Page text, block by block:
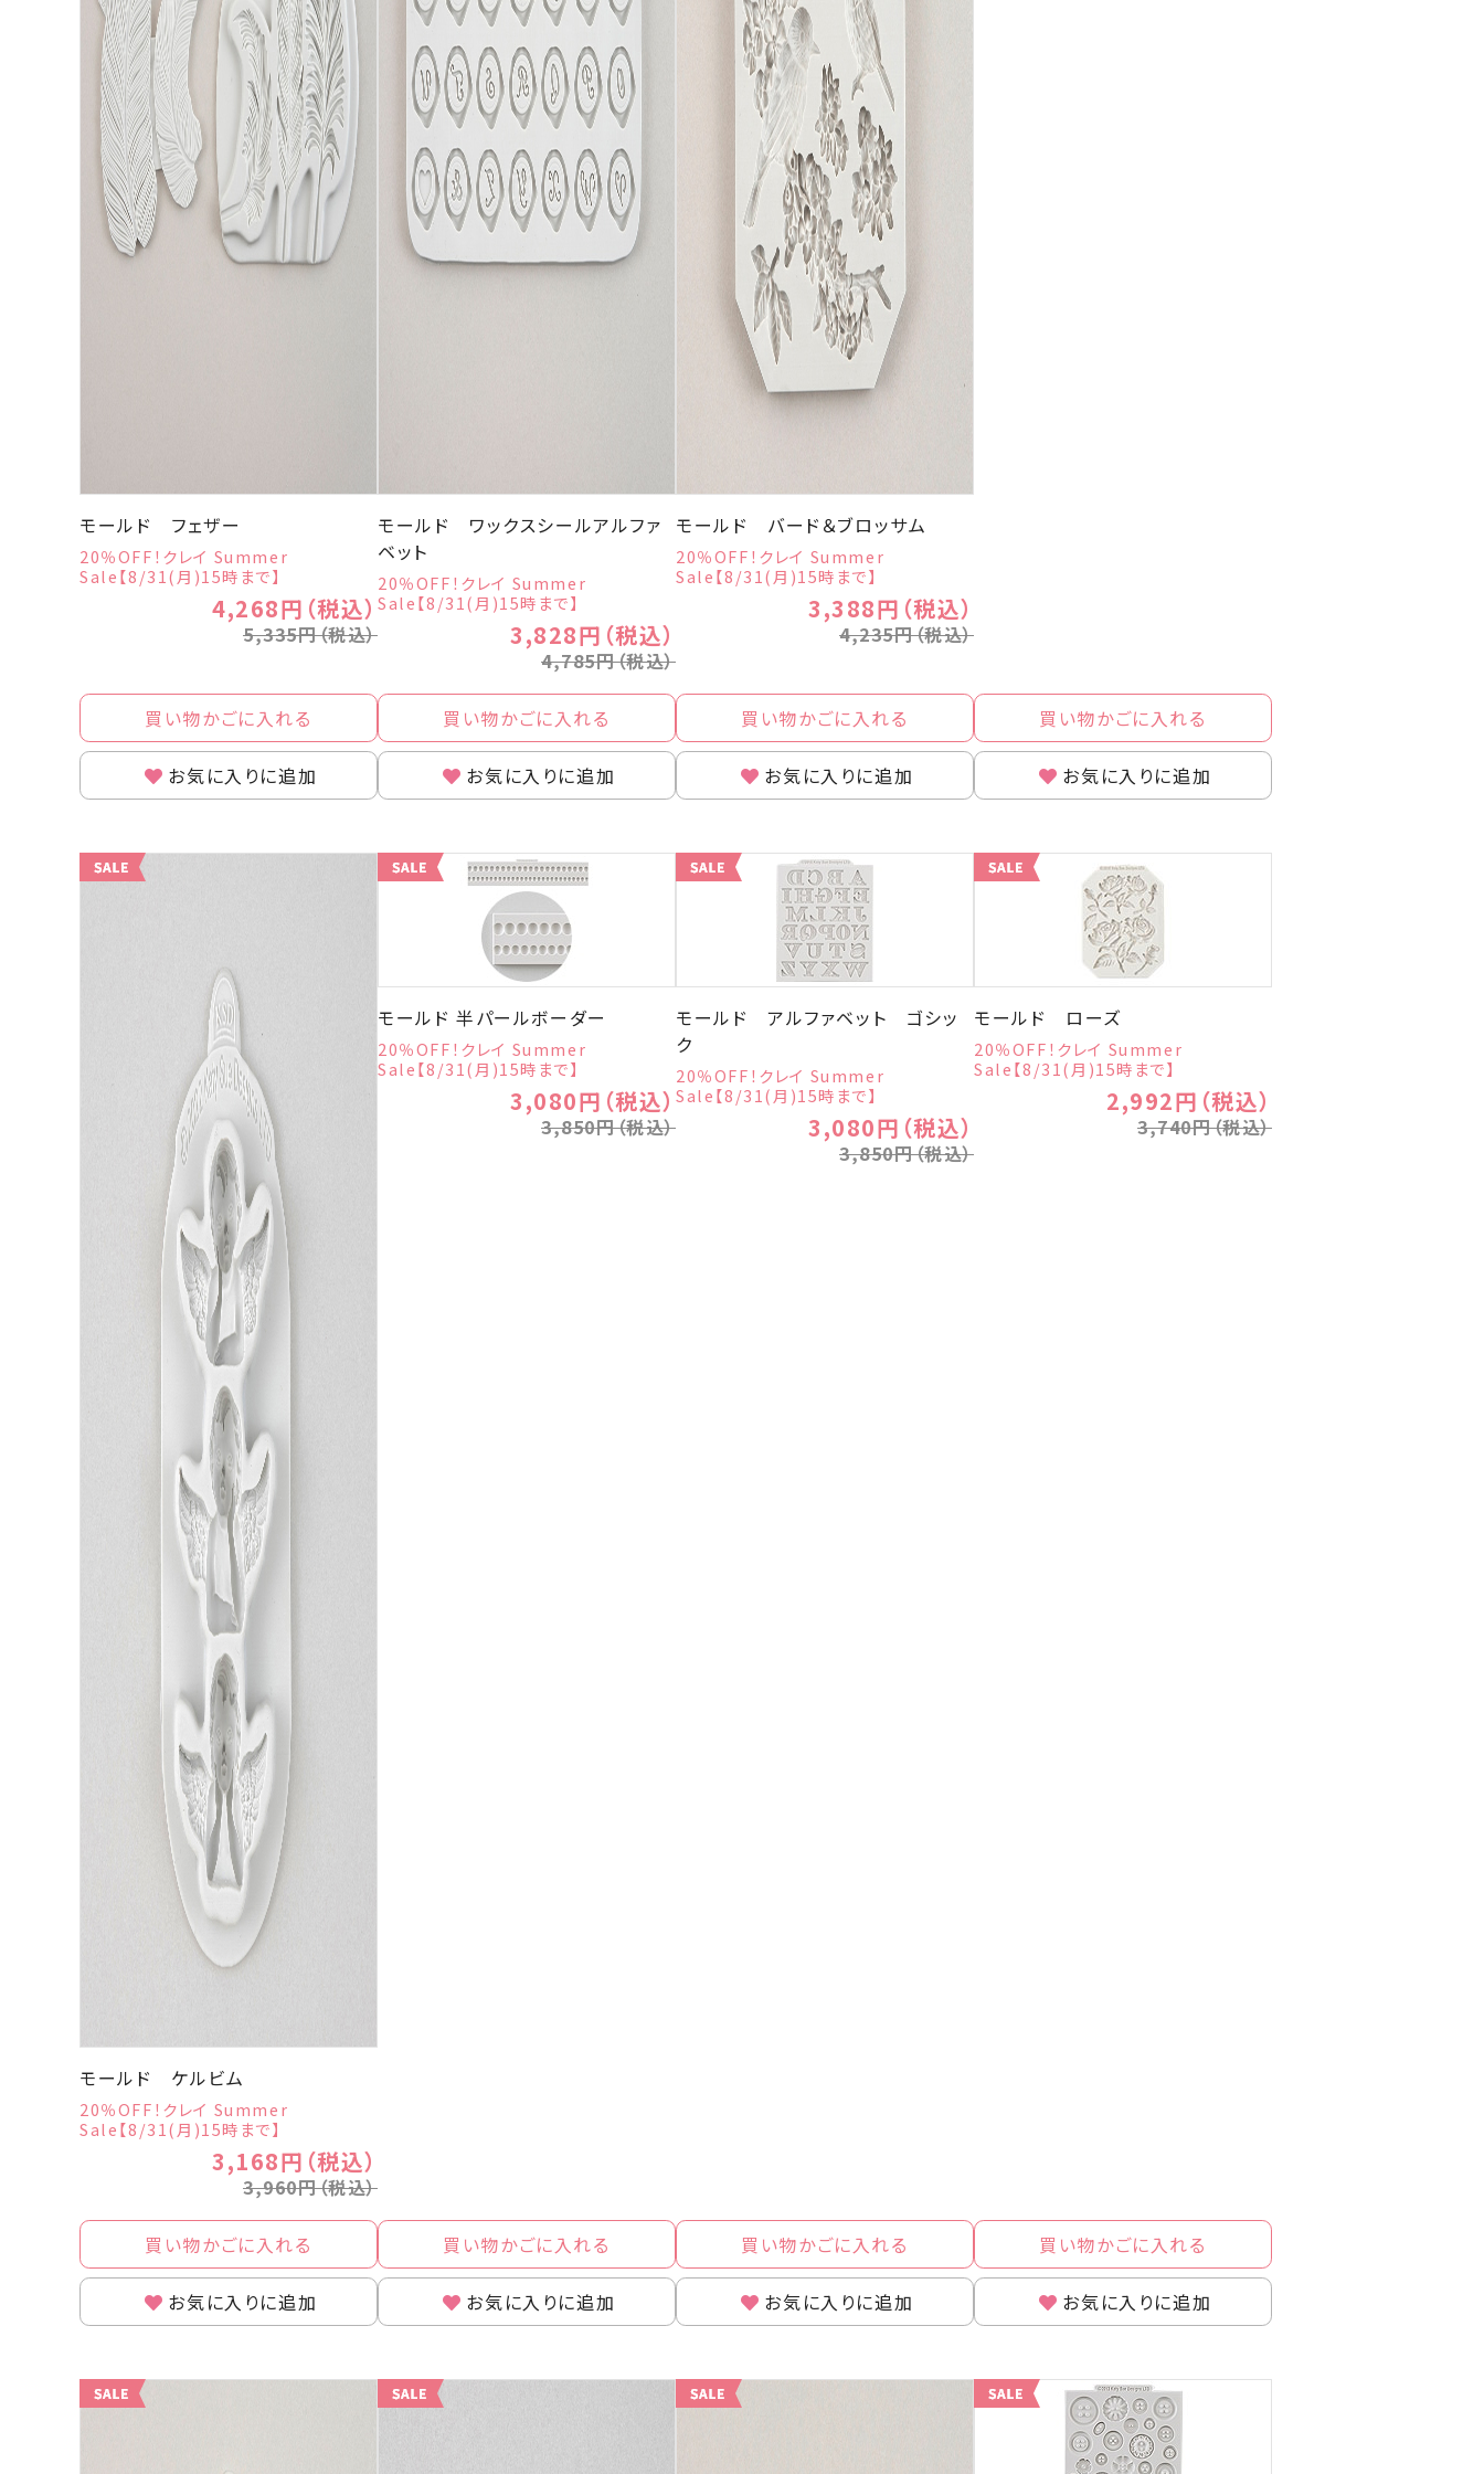
モールド フェザー
20％OFF！クレイ Summer
Sale【8/31(月)15時まで】
4,268円（税込）
5,335円（税込）
買い物かごに入れる
お気に入りに追加
モールド ワックスシールアルファ
ベット
20％OFF！クレイ Summer
Sale【8/31(月)15時まで】
3,828円（税込）
4,785円（税込）
買い物かごに入れる
お気に入りに追加
モールド バード＆ブロッサム
20％OFF！クレイ Summer
Sale【8/31(月)15時まで】
3,388円（税込）
4,235円（税込）
買い物かごに入れる
お気に入りに追加
買い物かごに入れる
お気に入りに追加
モールド ケルビム
20％OFF！クレイ Summer
Sale【8/31(月)15時まで】
3,168円（税込）
3,960円（税込）
買い物かごに入れる
お気に入りに追加
モールド 半パールボーダー
20％OFF！クレイ Summer
Sale【8/31(月)15時まで】
3,080円（税込）
3,850円（税込）
買い物かごに入れる
お気に入りに追加
モールド アルファベット ゴシッ
ク
20％OFF！クレイ Summer
Sale【8/31(月)15時まで】
3,080円（税込）
3,850円（税込）
買い物かごに入れる
お気に入りに追加
モールド ローズ
20％OFF！クレイ Summer
Sale【8/31(月)15時まで】
2,992円（税込）
3,740円（税込）
買い物かごに入れる
お気に入りに追加